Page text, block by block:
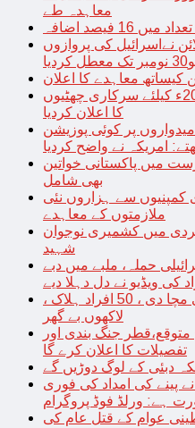
معاہدہ طے
فیصد اضافہ
نےاسرائیل کی پروازوں
کردیا
کیساتھ معاہدے کا اعلان
متحدہ عرب امارات نے سال 2024ء کیلئے سرکاری چھٹیوں
کا اعلان کردیا
پر کوئی پوزیشن
امریکہ نے واضح کردیا
کی فہرست میں پاکستانی خواتین
بھی شامل
سے ہزاروں نئی
ملازمتوں کے معاہدے
میں کشمیری نوجوان
شہید
حملہ، ملبے میں دبے
کی ویڈیو نے دل دہلا دیے
صومالیہ میں سیلاب نے تباہی مچا دی ، 50 افراد ہلاک ،
لاکھوں بے گھر
جنگ بندی اور
تفصیلات کا اعلان کرے گا
دبئی کے لوگ دوڑیں گے
کو کھانے پینے کی امداد کی فوری
ہے: ورلڈ فوڈ پروگرام
عوام کے قتل عام کی